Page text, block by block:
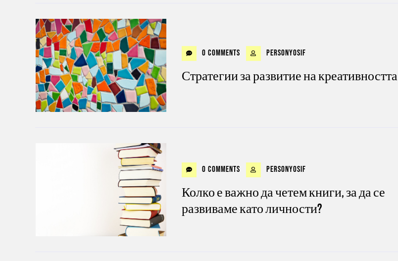
0 Comments personyosif
Стратегии за развитие на креативността
0 Comments personyosif
Колко е важно да четем книги, за да се
развиваме като личности?